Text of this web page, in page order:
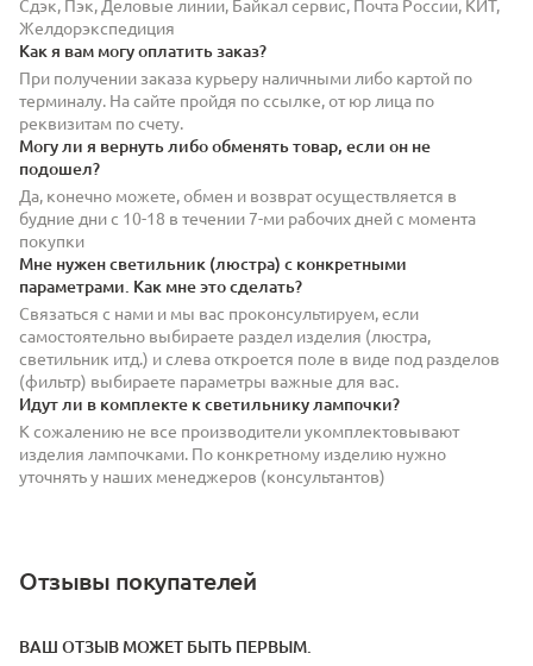
Сдэк, Пэк, Деловые линии, Байкал сервис, Почта России, КИТ,
Желдорэкспедиция
Как я вам могу оплатить заказ?
При получении заказа курьеру наличными либо картой по
терминалу. На сайте пройдя по ссылке, от юр лица по
реквизитам по счету.
Могу ли я вернуть либо обменять товар, если он не
подошел?
Да, конечно можете, обмен и возврат осуществляется в
будние дни с 10-18 в течении 7-ми рабочих дней с момента
покупки
Мне нужен светильник (люстра) с конкретными
параметрами. Как мне это сделать?
Связаться с нами и мы вас проконсультируем, если
самостоятельно выбираете раздел изделия (люстра,
светильник итд.) и слева откроется поле в виде под разделов
(фильтр) выбираете параметры важные для вас.
Идут ли в комплекте к светильнику лампочки?
К сожалению не все производители укомплектовывают
изделия лампочками. По конкретному изделию нужно
уточнять у наших менеджеров (консультантов)
Отзывы покупателей
ВАШ ОТЗЫВ МОЖЕТ БЫТЬ ПЕРВЫМ.